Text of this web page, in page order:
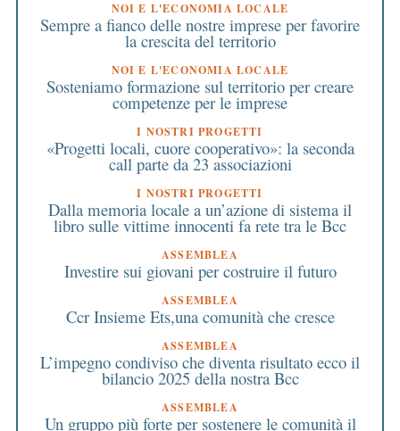
NOI E L'ECONOMIA LOCALE
Sempre a fianco delle nostre imprese per favorire
la crescita del territorio
NOI E L'ECONOMIA LOCALE
Sosteniamo formazione sul territorio per creare
competenze per le imprese
I NOSTRI PROGETTI
«Progetti locali, cuore cooperativo»: la seconda
call parte da 23 associazioni
I NOSTRI PROGETTI
Dalla memoria locale a un’azione di sistema il
libro sulle vittime innocenti fa rete tra le Bcc
ASSEMBLEA
Investire sui giovani per costruire il futuro
ASSEMBLEA
Ccr Insieme Ets,una comunità che cresce
ASSEMBLEA
L’impegno condiviso che diventa risultato ecco il
bilancio 2025 della nostra Bcc
ASSEMBLEA
Un gruppo più forte per sostenere le comunità il